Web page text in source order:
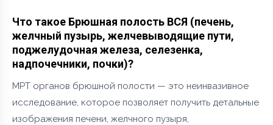
Что такое Брюшная полость ВСЯ (печень,
желчный пузырь, желчевыводящие пути,
поджелудочная железа, селезенка,
надпочечники, почки)?
МРТ органов брюшной полости — это неинвазивное
исследование, которое позволяет получить детальные
изображения печени, желчного пузыря,